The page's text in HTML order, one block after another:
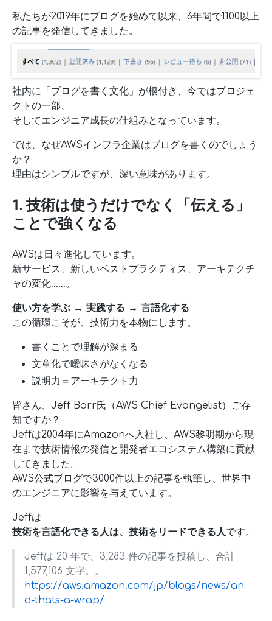
私たちが2019年にブログを始めて以来、6年間で1100以上
の記事を発信してきました。
社内に「ブログを書く文化」が根付き、今ではプロジェ
クトの一部、
そしてエンジニア成長の仕組みとなっています。
では、なぜAWSインフラ企業はブログを書くのでしょう
か？
理由はシンプルですが、深い意味があります。
1. 技術は使うだけでなく「伝える」
ことで強くなる
AWSは日々進化しています。
新サービス、新しいベストプラクティス、アーキテクチ
ャの変化……。
使い方を学ぶ → 実践する → 言語化する
この循環こそが、技術力を本物にします。
書くことで理解が深まる
文章化で曖昧さがなくなる
説明力＝アーキテクト力
皆さん、Jeff Barr氏（AWS Chief Evangelist）ご存
知ですか？
Jeffは2004年にAmazonへ入社し、AWS黎明期から現
在まで技術情報の発信と開発者エコシステム構築に貢献
してきました。
AWS公式ブログで3000件以上の記事を執筆し、世界中
のエンジニアに影響を与えています。
Jeffは
技術を言語化できる人は、技術をリードできる人です。
Jeffは 20 年で、3,283 件の記事を投稿し、合計
1,577,106 文字。。
https://aws.amazon.com/jp/blogs/news/an
d-thats-a-wrap/